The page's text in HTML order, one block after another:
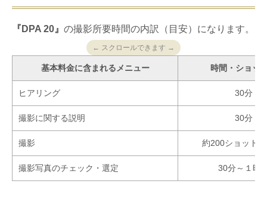
『DPA 20』の撮影所要時間の内訳（目安）になります。
← スクロールできます →
基本料金に含まれるメニュー 時間・ショッ
ヒアリング 30分
撮影に関する説明 30分
撮影 約200ショット/
撮影写真のチェック・選定 30分～１時